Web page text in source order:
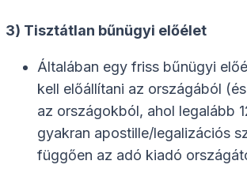
3) Tisztátlan bűnügyi előélet
Általában egy friss bűnügyi
kell előállítani az országából
az országokból, ahol legalább
gyakran apostille/legalizációs
függően az adó kiadó